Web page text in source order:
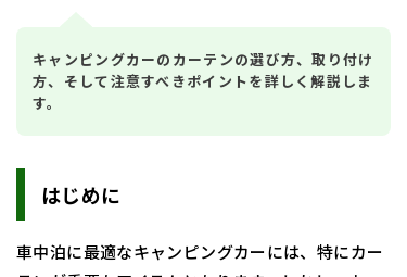
キャンピングカーのカーテンの選び方、取り付け
方、そして注意すべきポイントを詳しく解説しま
す。
はじめに
車中泊に最適なキャンピングカーには、特にカー